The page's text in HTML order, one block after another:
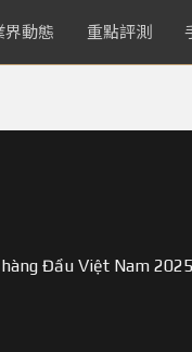
界動態 重點評測
Đầu Việt Nam